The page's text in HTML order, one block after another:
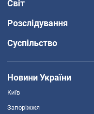
Світ
Розслідування
Суспільство
Новини України
Київ
Запоріжжя